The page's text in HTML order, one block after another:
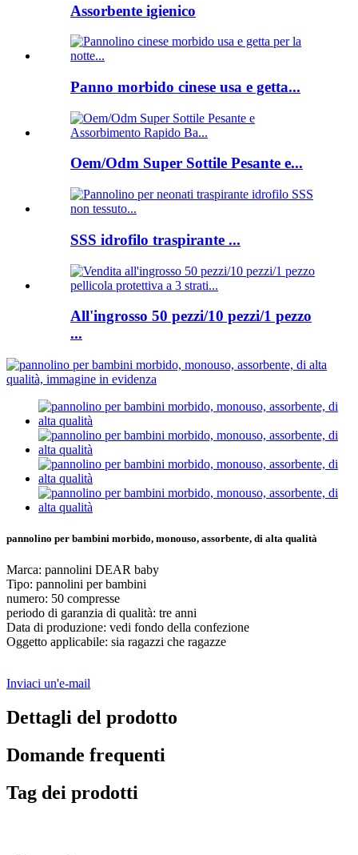
Assorbente igienico
Panno morbido cinese usa e getta...
Oem/Odm Super Sottile Pesante e...
SSS idrofilo traspirante ...
All'ingrosso 50 pezzi/10 pezzi/1 pezzo
...
pannolino per bambini morbido, monouso, assorbente, di alta qualità
Marca: pannolini DEAR baby
Tipo: pannolini per bambini
numero: 50 compresse
periodo di garanzia di qualità: tre anni
Data di produzione: vedi fondo della confezione
Oggetto applicabile: sia ragazzi che ragazze
Inviaci un'e-mail
Dettagli del prodotto
Domande frequenti
Tag dei prodotti